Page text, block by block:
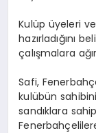
Kulüp üyeleri
hazırladığını
çalışmalara
Safi,
kulübün
sandıklara